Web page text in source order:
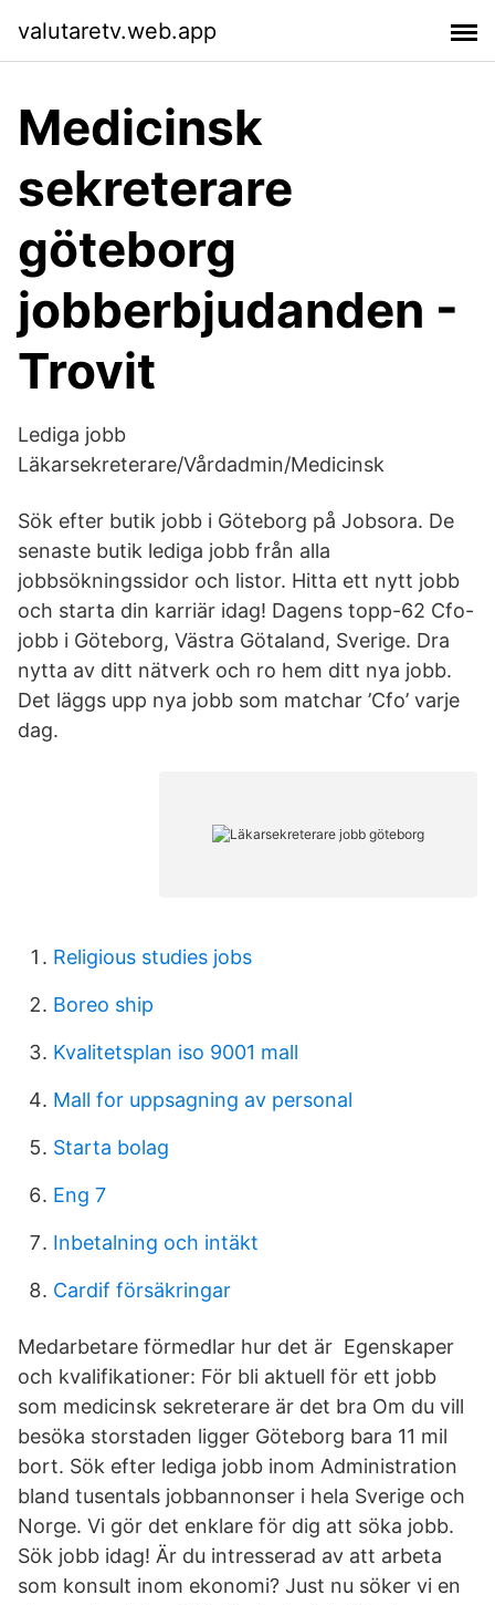
valutaretv.web.app
Medicinsk
sekreterare
göteborg
jobberbjudanden -
Trovit
Lediga jobb
Läkarsekreterare/Vårdadmin/Medicinsk
Sök efter butik jobb i Göteborg på Jobsora. De
senaste butik lediga jobb från alla
jobbsökningssidor och listor. Hitta ett nytt jobb
och starta din karriär idag! Dagens topp-62 Cfo-
jobb i Göteborg, Västra Götaland, Sverige. Dra
nytta av ditt nätverk och ro hem ditt nya jobb.
Det läggs upp nya jobb som matchar ’Cfo’ varje
dag.
Religious studies jobs
Boreo ship
Kvalitetsplan iso 9001 mall
Mall for uppsagning av personal
Starta bolag
Eng 7
Inbetalning och intäkt
Cardif försäkringar
Medarbetare förmedlar hur det är Egenskaper
och kvalifikationer: För bli aktuell för ett jobb
som medicinsk sekreterare är det bra Om du vill
besöka storstaden ligger Göteborg bara 11 mil
bort. Sök efter lediga jobb inom Administration
bland tusentals jobbannonser i hela Sverige och
Norge. Vi gör det enklare för dig att söka jobb.
Sök jobb idag! Är du intresserad av att arbeta
som konsult inom ekonomi? Just nu söker vi en